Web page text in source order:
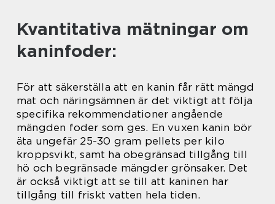
Kvantitativa mätningar om
kaninfoder:
För att säkerställa att en kanin får rätt mängd
mat och näringsämnen är det viktigt att följa
specifika rekommendationer angående
mängden foder som ges. En vuxen kanin bör
äta ungefär 25-30 gram pellets per kilo
kroppsvikt, samt ha obegränsad tillgång till
hö och begränsade mängder grönsaker. Det
är också viktigt att se till att kaninen har
tillgång till friskt vatten hela tiden.